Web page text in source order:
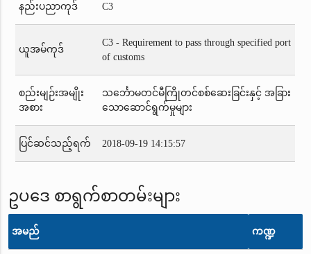
နည်းပညာကုဒ် C3
ယူအမ်ကုဒ်
C3 - Requirement to pass through specified port
of customs
စည်းမျဉ်းအမျိုး
အစား
သင်္ဘောမတင်မီကြိုတင်စစ်ဆေးခြင်းနှင့် အခြား
သောဆောင်ရွက်မှုများ
ပြင်ဆင်သည့်ရက် 2018-09-19 14:15:57
ဥပဒေ စာရွက်စာတမ်းများ
အမည် ကဏ္ဍ